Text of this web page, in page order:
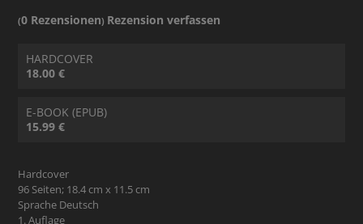
(0 Rezensionen) Rezension verfassen
HARDCOVER
18.00 €
E-BOOK (EPUB)
15.99 €
Hardcover
96 Seiten; 18.4 cm x 11.5 cm
Sprache Deutsch
1. Auflage